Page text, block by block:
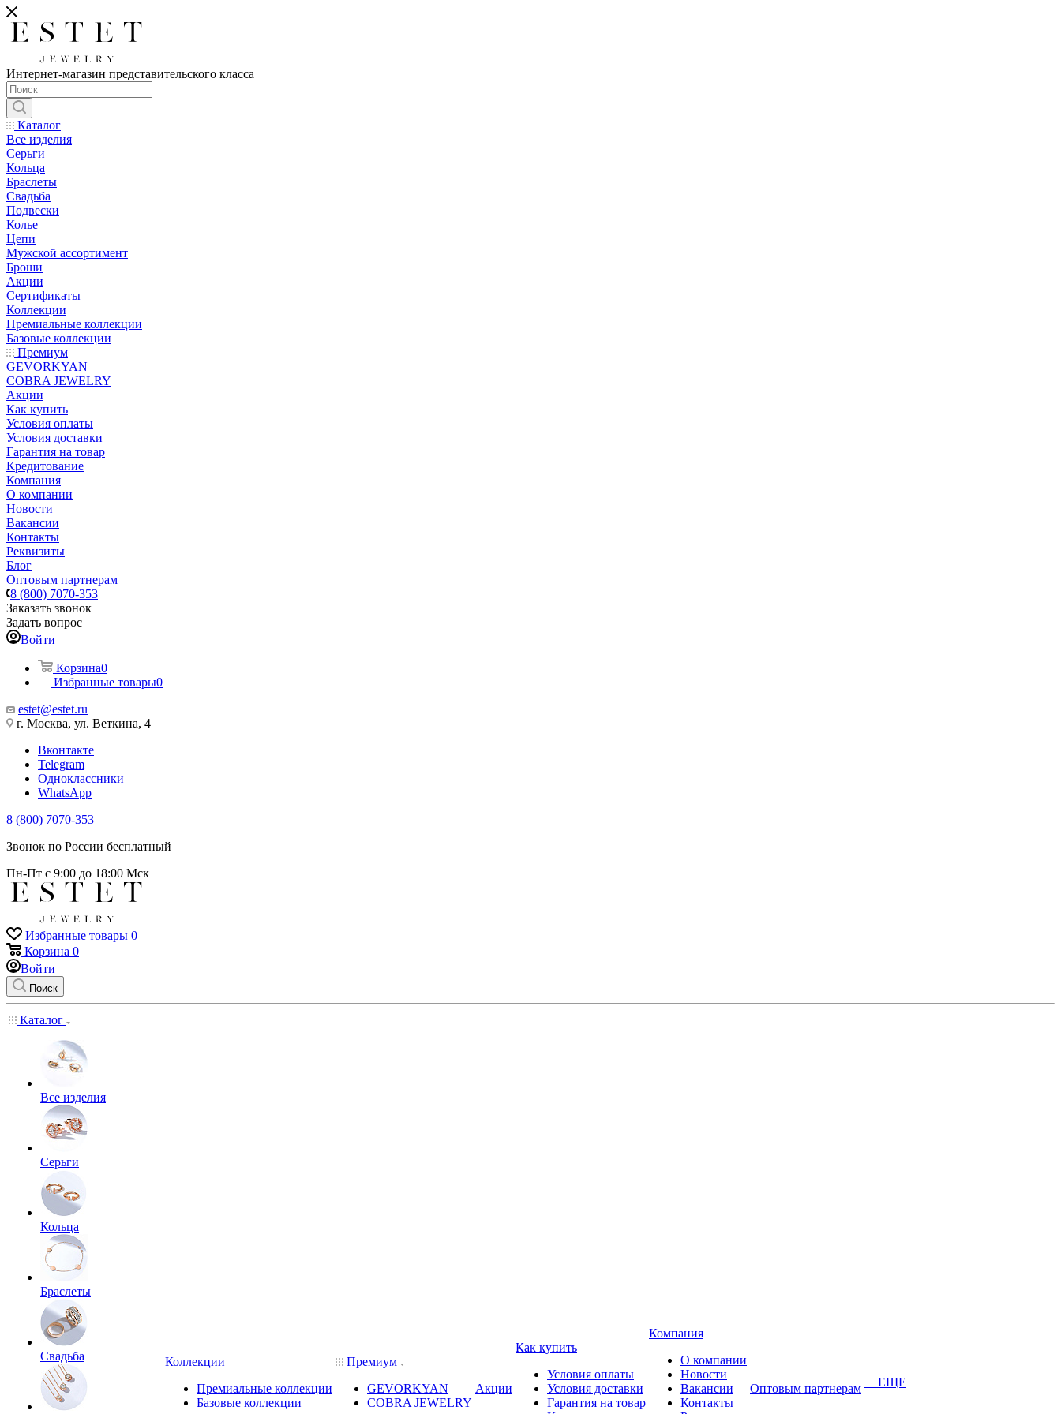
Интернет-магазин представительского класса
Каталог
Все изделия
Серьги
Кольца
Браслеты
Свадьба
Подвески
Колье
Цепи
Мужской ассортимент
Броши
Акции
Сертификаты
Коллекции
Премиальные коллекции
Базовые коллекции
Премиум
GEVORKYAN
COBRA JEWELRY
Акции
Как купить
Условия оплаты
Условия доставки
Гарантия на товар
Кредитование
Компания
О компании
Новости
Вакансии
Контакты
Реквизиты
Блог
Оптовым партнерам
8 (800) 7070-353
Заказать звонок
Задать вопрос
Войти
Корзина0
Избранные товары0
estet@estet.ru
г. Москва, ул. Веткина, 4
Вконтакте
Telegram
Одноклассники
WhatsApp
8 (800) 7070-353
Звонок по России бесплатный
Пн-Пт с 9:00 до 18:00 Мск
Избранные товары 0
Корзина 0
Войти
Поиск
Каталог
Все изделия
Серьги
Кольца
Браслеты
Свадьба
Коллекции
Премиальные коллекции
Базовые коллекции
Премиум
GEVORKYAN
COBRA JEWELRY
Акции
Как купить
Условия оплаты
Условия доставки
Гарантия на товар
Компания
О компании
Новости
Вакансии
Контакты
Оптовым партнерам + ЕЩЕ